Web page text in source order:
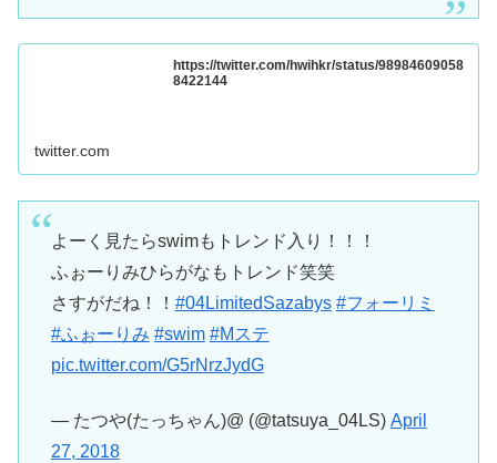
https://twitter.com/hwihkr/status/98984609058
8422144
twitter.com
よーく見たらswimもトレンド入り！！！
ふぉーりみひらがなもトレンド笑笑
さすがだね！！ #04LimitedSazabys #フォーリミ
#ふぉーりみ #swim #Mステ
pic.twitter.com/G5rNrzJydG
— たつや(たっちゃん)@ (@tatsuya_04LS) April
27, 2018